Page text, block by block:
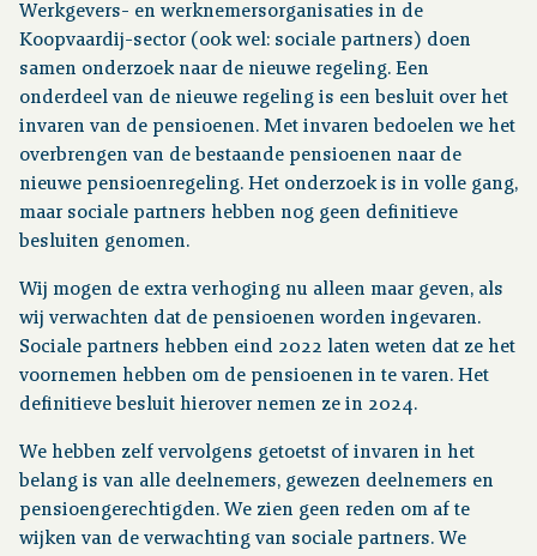
Werkgevers- en werknemersorganisaties in de
Koopvaardij-sector (ook wel: sociale partners) doen
samen onderzoek naar de nieuwe regeling. Een
onderdeel van de nieuwe regeling is een besluit over het
invaren van de pensioenen. Met invaren bedoelen we het
overbrengen van de bestaande pensioenen naar de
nieuwe pensioenregeling. Het onderzoek is in volle gang,
maar sociale partners hebben nog geen definitieve
besluiten genomen.
Wij mogen de extra verhoging nu alleen maar geven, als
wij verwachten dat de pensioenen worden ingevaren.
Sociale partners hebben eind 2022 laten weten dat ze het
voornemen hebben om de pensioenen in te varen. Het
definitieve besluit hierover nemen ze in 2024.
We hebben zelf vervolgens getoetst of invaren in het
belang is van alle deelnemers, gewezen deelnemers en
pensioengerechtigden. We zien geen reden om af te
wijken van de verwachting van sociale partners. We